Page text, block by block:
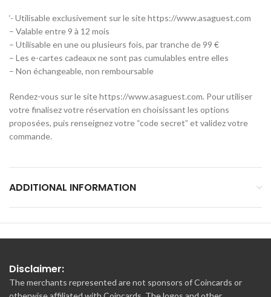
‘- Utilisable exclusivement sur le site https://www.asaguest.com
– Valable entre 9 à 12 mois
– Utilisable en une ou plusieurs fois, par tranche de 99 €
– Les e-cartes cadeaux ne sont pas cumulables entre elles
– Non échangeable, non remboursable
Rendez-vous sur le site https://www.asaguest.com. Pour utiliser
votre finalisez votre réservation en choisissant les options
proposées, puis renseignez votre “code secret” et validez votre
commande.
ADDITIONAL INFORMATION
Disclaimer:
The merchants represented are not sponsors of Coincards or